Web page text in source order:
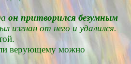
он притворился безумным
изгнан от него и удалился.
верующему можно